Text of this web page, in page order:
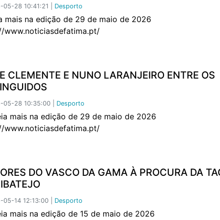
28 10:41:21 | Desporto
na edição de 29 de maio de 2026
www.noticiasdefatima.pt/
CLEMENTE E NUNO LARANJEIRO ENTRE OS
28 10:35:00 | Desporto
na edição de 29 de maio de 2026
www.noticiasdefatima.pt/
DO VASCO DA GAMA À PROCURA DA
14 12:13:00 | Desporto
na edição de 15 de maio de 2026